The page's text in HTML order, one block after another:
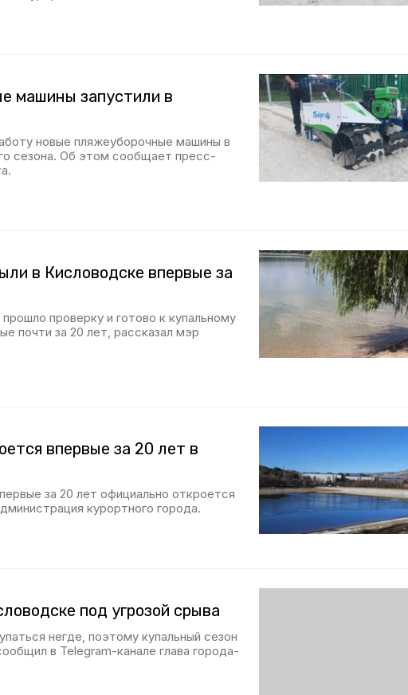
машины запустили в
новые пляжеуборочные машины в
сезона. Об этом сообщает пресс-
в Кисловодске впервые за
проверку и готово к купальному
почти за 20 лет, рассказал мэр
впервые за 20 лет в
за 20 лет официально откроется
курортного города.
под угрозой срыва
негде, поэтому купальный сезон
в Telegram-канале глава города-